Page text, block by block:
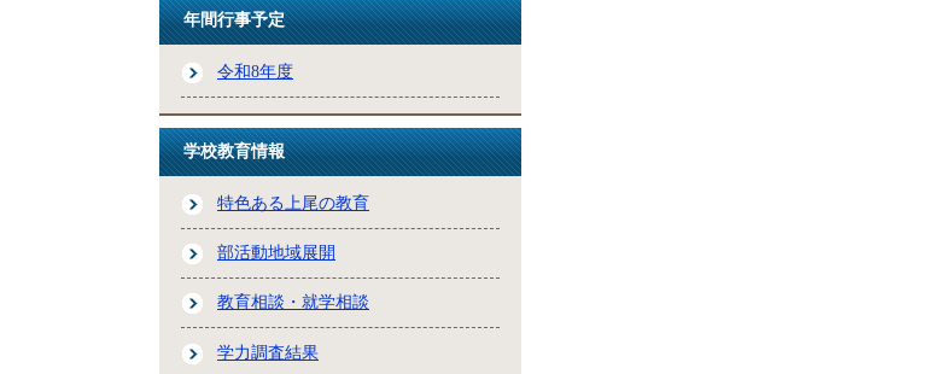
年間行事予定
令和8年度
学校教育情報
特色ある上尾の教育
部活動地域展開
教育相談・就学相談
学力調査結果